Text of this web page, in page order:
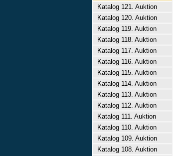
Katalog 121. Auktion
Katalog 120. Auktion
Katalog 119. Auktion
Katalog 118. Auktion
Katalog 117. Auktion
Katalog 116. Auktion
Katalog 115. Auktion
Katalog 114. Auktion
Katalog 113. Auktion
Katalog 112. Auktion
Katalog 111. Auktion
Katalog 110. Auktion
Katalog 109. Auktion
Katalog 108. Auktion